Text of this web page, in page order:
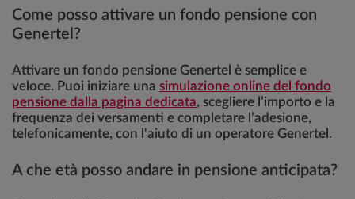
Come posso attivare un fondo pensione con
Genertel?
Attivare un fondo pensione Genertel è semplice e
veloce. Puoi iniziare una simulazione online del fondo
pensione dalla pagina dedicata, scegliere l’importo e la
frequenza dei versamenti e completare l’adesione,
telefonicamente, con l'aiuto di un operatore Genertel.
A che età posso andare in pensione anticipata?